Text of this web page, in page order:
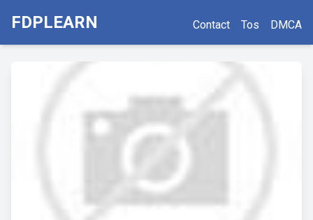
FDPLEARN Contact Tos DMCA